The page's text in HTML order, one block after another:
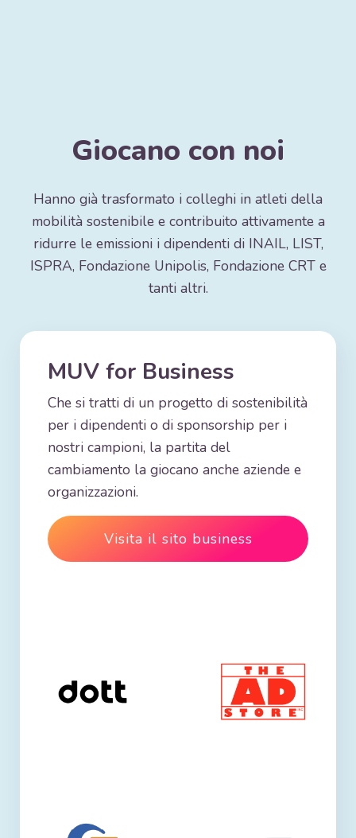
Giocano con noi
Hanno già trasformato i colleghi in atleti della
mobilità sostenibile e contribuito attivamente a
ridurre le emissioni i dipendenti di INAIL, LIST,
ISPRA, Fondazione Unipolis, Fondazione CRT e
tanti altri.
MUV for Business
Che si tratti di un progetto di sostenibilità
per i dipendenti o di sponsorship per i
nostri campioni, la partita del
cambiamento la giocano anche aziende e
organizzazioni.
Visita il sito business